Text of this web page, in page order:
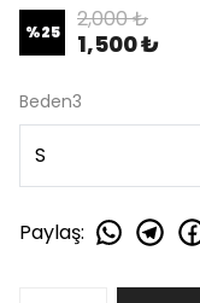
%25 2,000 ₺
1,500 ₺
Beden3
Paylaş: